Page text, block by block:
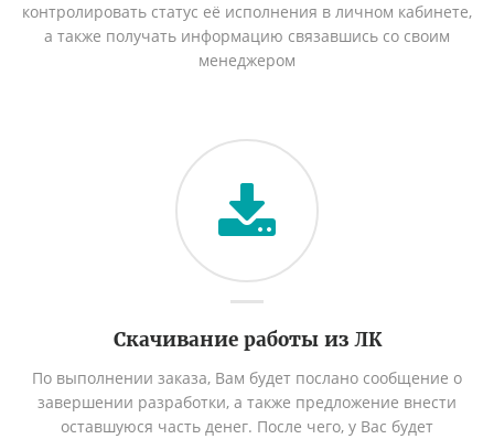
контролировать статус её исполнения в личном кабинете,
а также получать информацию связавшись со своим
менеджером
Скачивание работы из ЛК
По выполнении заказа, Вам будет послано сообщение о
завершении разработки, а также предложение внести
оставшуюся часть денег. После чего, у Вас будет